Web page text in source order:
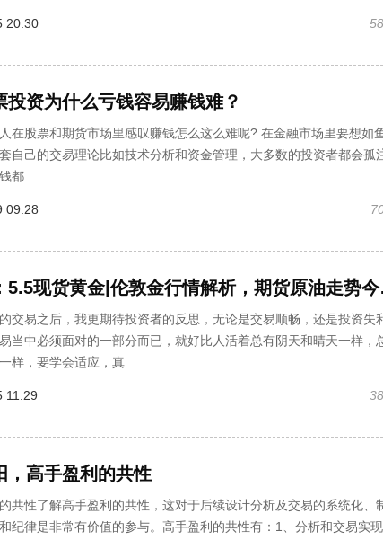
20:30
投资为什么亏钱容易赚钱难？
股票和期货市场里感叹赚钱怎么这么难呢? 在金融市场里要想如
自己的交易理论比如技术分析和资金管理，大多数的投资者都会孤
都
09:28
刘铭诚：
交易之后，我更期待投资者的反思，无论是交易顺畅，还是投资失
当中必须面对的一部分而已，就好比人活着总有阴天和晴天一样，
样，要学会适应，真
11:29
，高手盈利的共性
共性了解高手盈利的共性，这对于后续设计分析及交易的系统化、
纪律是非常有价值的参与。高手盈利的共性有：1、分析和交易实